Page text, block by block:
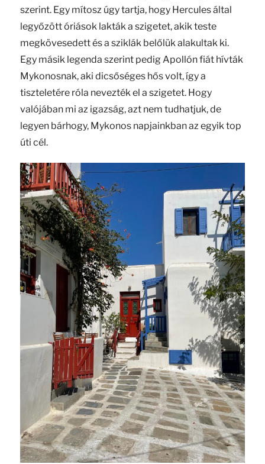
szerint. Egy mítosz úgy tartja, hogy Hercules által
legyőzött óriások lakták a szigetet, akik teste
megkövesedett és a sziklák belőlük alakultak ki.
Egy másik legenda szerint pedig Apollón fiát hívták
Mykonosnak, aki dicsőséges hős volt, így a
tiszteletére róla nevezték el a szigetet. Hogy
valójában mi az igazság, azt nem tudhatjuk, de
legyen bárhogy, Mykonos napjainkban az egyik top
úti cél.